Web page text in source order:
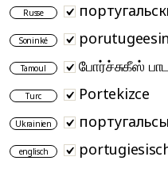
Russe
Soninké
Tamoul போர்ச்சுகீஸ்
Turc Portekizce
Ukrainien
englisch